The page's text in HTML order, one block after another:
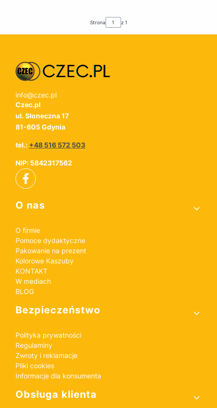
Strona z 1
info@czec.pl
Czec.pl
ul. Słoneczna 17
81-605 Gdynia
tel.: +48 516 572 503
NIP: 5842317562
Linki w stopce
O nas
O firmie
Pomoce dydaktyczne
Pakowanie na prezent
Kolorowe Kaszuby
KONTAKT
W mediach
BLOG
Bezpieczeństwo
Polityka prywatności
Regulaminy
Zwroty i reklamacje
Pliki cookies
Informacje dla konsumenta
Obsługa klienta